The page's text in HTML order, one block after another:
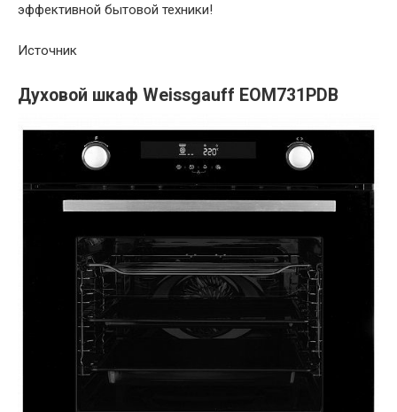
эффективной бытовой техники!
Источник
Духовой шкаф Weissgauff EOM731PDB